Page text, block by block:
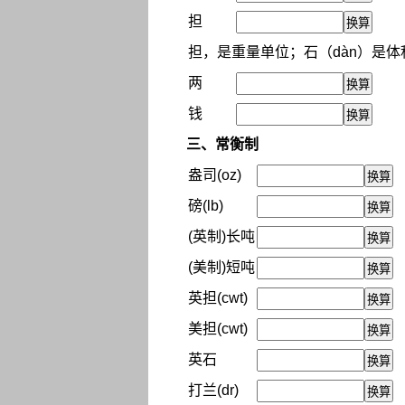
担
担，是重量单位；石（dàn）是体
两
钱
三、常衡制
盎司(oz)
磅(lb)
(英制)长吨
(美制)短吨
英担(cwt)
美担(cwt)
英石
打兰(dr)